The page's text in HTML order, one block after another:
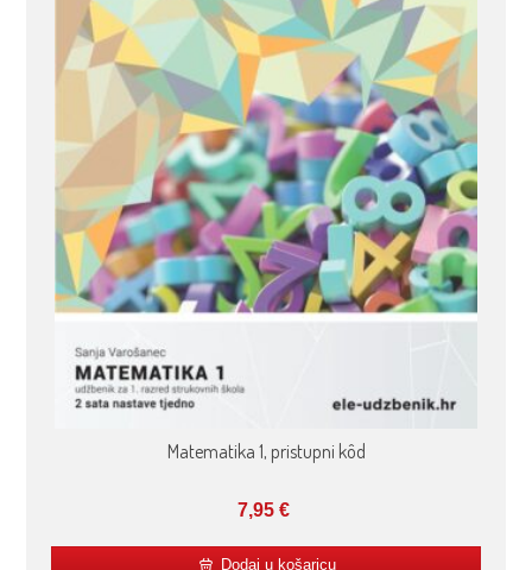
Matematika 1, pristupni kôd
7,95€
Dodaj u košaricu